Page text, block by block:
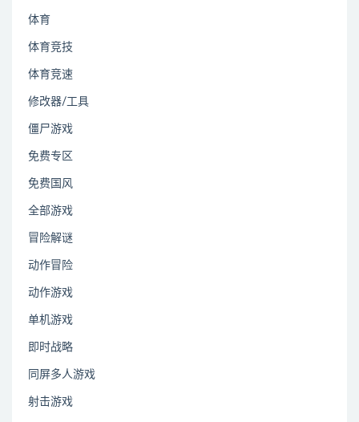
体育
体育竞技
体育竞速
修改器/工具
僵尸游戏
免费专区
免费国风
全部游戏
冒险解谜
动作冒险
动作游戏
单机游戏
即时战略
同屏多人游戏
射击游戏